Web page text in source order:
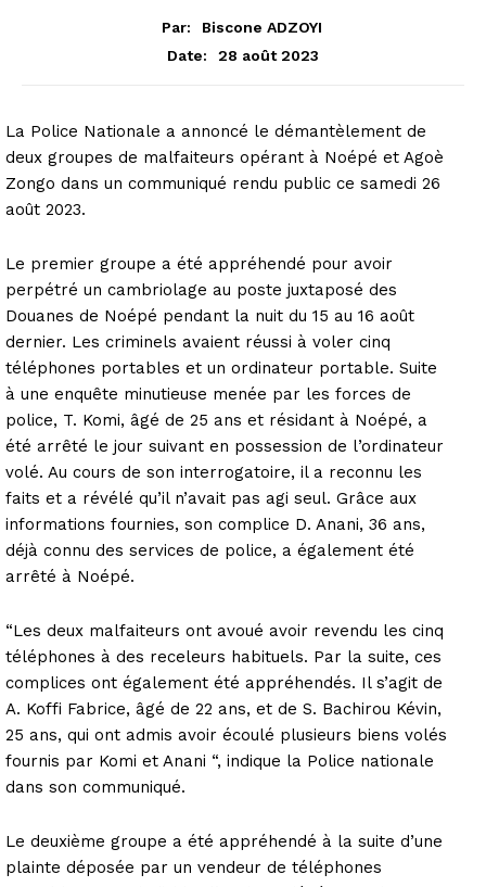
Par:
Biscone ADZOYI
Date:
28 août 2023
La Police Nationale a annoncé le démantèlement de
deux groupes de malfaiteurs opérant à Noépé et Agoè
Zongo dans un communiqué rendu public ce samedi 26
août 2023.
Le premier groupe a été appréhendé pour avoir
perpétré un cambriolage au poste juxtaposé des
Douanes de Noépé pendant la nuit du 15 au 16 août
dernier. Les criminels avaient réussi à voler cinq
téléphones portables et un ordinateur portable. Suite
à une enquête minutieuse menée par les forces de
police, T. Komi, âgé de 25 ans et résidant à Noépé, a
été arrêté le jour suivant en possession de l’ordinateur
volé. Au cours de son interrogatoire, il a reconnu les
faits et a révélé qu’il n’avait pas agi seul. Grâce aux
informations fournies, son complice D. Anani, 36 ans,
déjà connu des services de police, a également été
arrêté à Noépé.
“Les deux malfaiteurs ont avoué avoir revendu les cinq
téléphones à des receleurs habituels. Par la suite, ces
complices ont également été appréhendés. Il s’agit de
A. Koffi Fabrice, âgé de 22 ans, et de S. Bachirou Kévin,
25 ans, qui ont admis avoir écoulé plusieurs biens volés
fournis par Komi et Anani “, indique la Police nationale
dans son communiqué.
Le deuxième groupe a été appréhendé à la suite d’une
plainte déposée par un vendeur de téléphones